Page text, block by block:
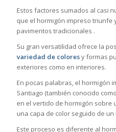
Estos factores sumados al casi
que el hormigón impreso triunfe
pavimentos tradicionales .
Su gran versatilidad ofrece la
variedad de coloresy formas
exteriores como en interiores.
En pocas palabras, el hormigón
Santiago (también conocido
en el vertido de hormigón sobre
una capa de color seguido de
Este proceso es diferente al